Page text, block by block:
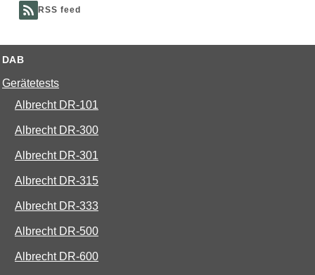
RSS feed
DAB
Gerätetests
Albrecht DR-101
Albrecht DR-300
Albrecht DR-301
Albrecht DR-315
Albrecht DR-333
Albrecht DR-500
Albrecht DR-600